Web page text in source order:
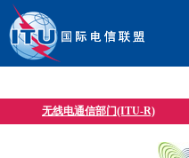
无线电通信部门(ITU-R)